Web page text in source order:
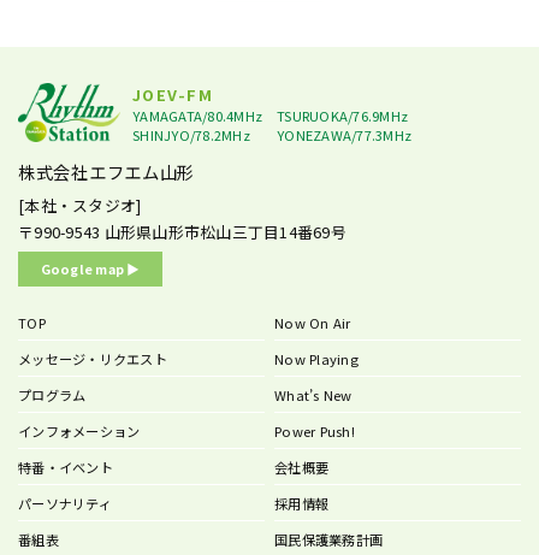
JOEV-FM
YAMAGATA/80.4MHz
TSURUOKA/76.9MHz
SHINJYO/78.2MHz
YONEZAWA/77.3MHz
株式会社エフエム山形
[本社・スタジオ]
〒990-9543 山形県山形市松山三丁目14番69号
Google map ▶︎
TOP
メッセージ・リクエスト
プログラム
インフォメーション
特番・イベント
パーソナリティ
番組表
Now On Air
Now Playing
What’s New
Power Push!
会社概要
採用情報
国民保護業務計画